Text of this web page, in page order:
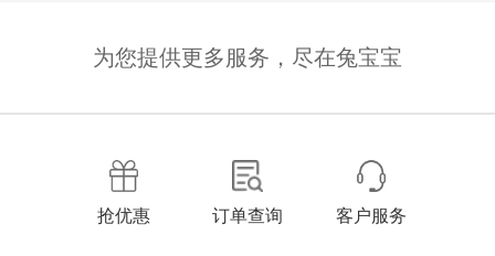
为您提供更多服务，尽在兔宝宝
抢优惠 订单查询 客户服务